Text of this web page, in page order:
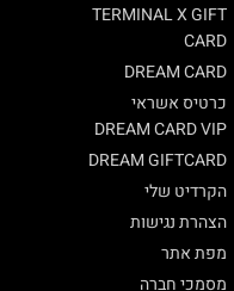
TERMINAL X GIFT
CARD
DREAM CARD
כרטיס אשראי
DREAM CARD VIP
DREAM GIFTCARD
הקרדיט שלי
הצהרת נגישות
מפת אתר
מסמכי חברה